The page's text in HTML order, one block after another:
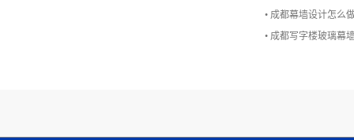
• 成都幕墙设计怎么
• 成都写字楼玻璃幕